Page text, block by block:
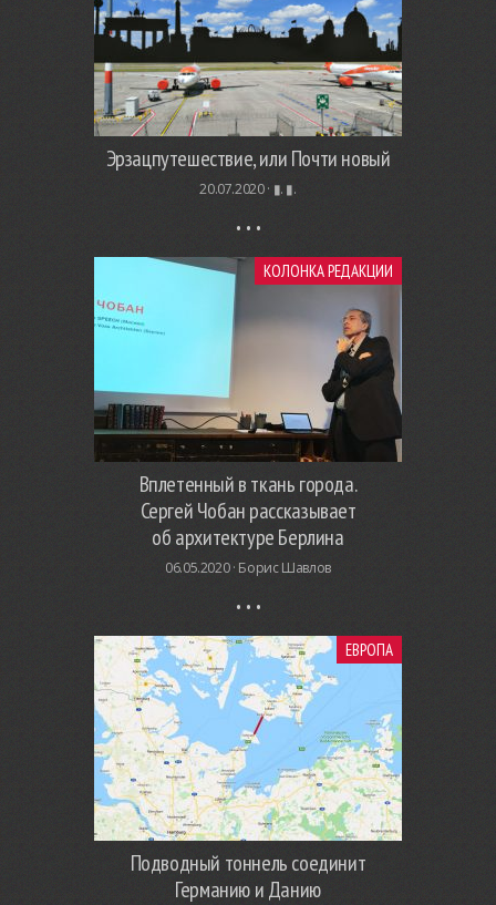
Эрзацпутешествие, или Почти новый
20.07.2020 · ▮. ▮.
КОЛОНКА РЕДАКЦИИ
Вплетенный в ткань города.
Сергей Чобан рассказывает
об архитектуре Берлина
06.05.2020 · Борис Шавлов
ЕВРОПА
Подводный тоннель соединит
Германию и Данию